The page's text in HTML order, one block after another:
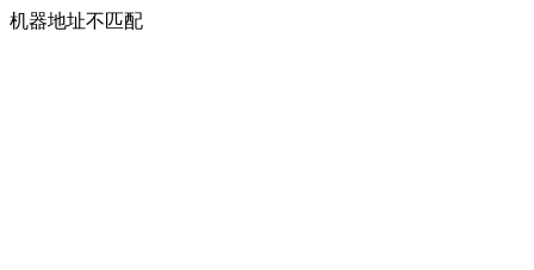
机器地址不匹配